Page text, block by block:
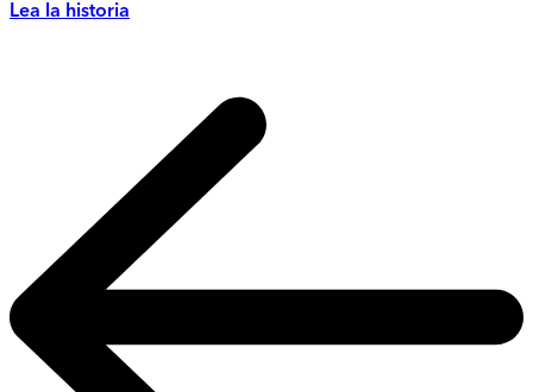
Lea la historia